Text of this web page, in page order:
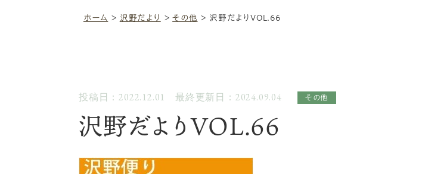
ホーム ＞ 沢野だより ＞その他 ＞ 沢野だよりVOL.66
投稿日：2022.12.01 最終更新日：2024.09.04 その他
沢野だよりVOL.66